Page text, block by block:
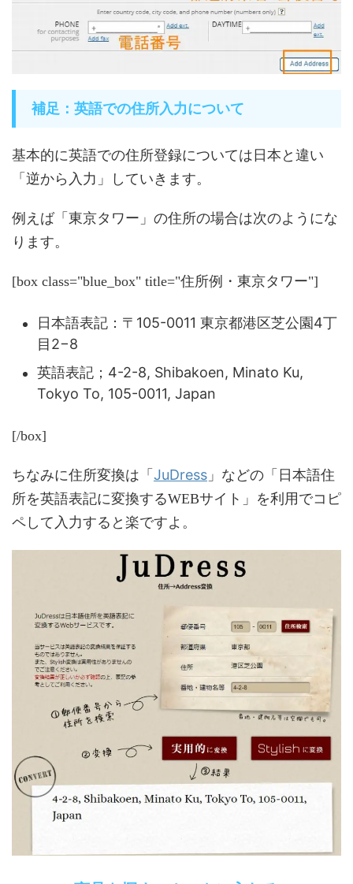
補足：英語での住所入力について
基本的に英語での住所登録については日本と違い
「逆から入力」していきます。
例えば「東京タワー」の住所の場合は次のようにな
ります。
[box class="blue_box" title="住所例・東京タワー"]
日本語表記：〒105-0011 東京都港区芝公園4丁
目2−8
英語表記；4-2-8, Shibakoen, Minato Ku,
Tokyo To, 105-0011, Japan
[/box]
ちなみに住所変換は「 JuDress 」などの「日本語住
所を英語表記に変換するWEBサイト」を利用でコピ
ペして入力すると楽ですよ。